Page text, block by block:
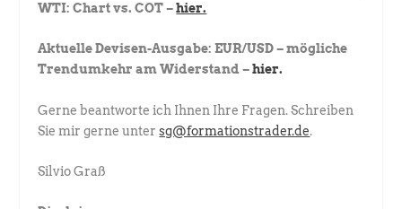
WTI: Chart vs. COT –hier.
Aktuelle Devisen-Ausgabe: EUR/USD – mögliche
Trendumkehr am Widerstand –hier.
Gerne beantworte ich Ihnen Ihre Fragen. Schreiben
Sie mir gerne untersg@formationstrader.de.
Silvio Graß